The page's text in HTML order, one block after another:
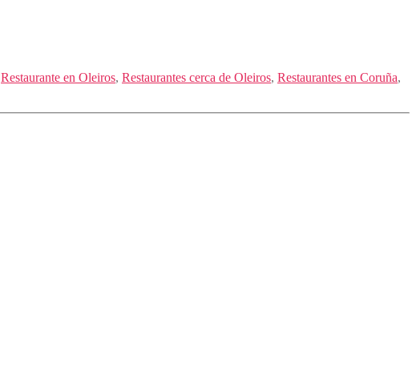
Restaurante en Oleiros, Restaurantes cerca de Oleiros, Restaurantes en Coruña,